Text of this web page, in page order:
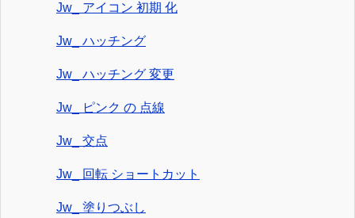
Jw_ アイコン 初期 化
Jw_ ハッチング
Jw_ ハッチング 変更
Jw_ ピンク の 点線
Jw_ 交点
Jw_ 回転 ショートカット
Jw_ 塗りつぶし